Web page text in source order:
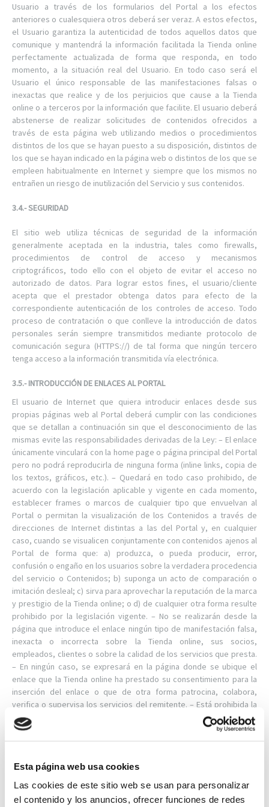
Esta página web usa cookies
Las cookies de este sitio web se usan para personalizar
el contenido y los anuncios, ofrecer funciones de redes
Usuario a través de los formularios del Portal a los efectos
anteriores o cualesquiera otros deberá ser veraz. A estos efectos,
el Usuario garantiza la autenticidad de todos aquellos datos que
comunique y mantendrá la información facilitada la Tienda online
perfectamente actualizada de forma que responda, en todo
momento, a la situación real del Usuario. En todo caso será el
Usuario el único responsable de las manifestaciones falsas o
inexactas que realice y de los perjuicios que cause a la Tienda
online o a terceros por la información que facilite. El usuario deberá
abstenerse de realizar solicitudes de contenidos ofrecidos a
través de esta página web utilizando medios o procedimientos
distintos de los que se hayan puesto a su disposición, distintos de
los que se hayan indicado en la página web o distintos de los que se
empleen habitualmente en Internet y siempre que los mismos no
entrañen un riesgo de inutilización del Servicio y sus contenidos.
3.4.- SEGURIDAD
El sitio web utiliza técnicas de seguridad de la información
generalmente aceptada en la industria, tales como firewalls,
procedimientos de control de acceso y mecanismos
criptográficos, todo ello con el objeto de evitar el acceso no
autorizado de datos. Para lograr estos fines, el usuario/cliente
acepta que el prestador obtenga datos para efecto de la
correspondiente autenticación de los controles de acceso. Todo
proceso de contratación o que conlleve la introducción de datos
personales serán siempre transmitidos mediante protocolo de
comunicación segura (HTTPS://) de tal forma que ningún tercero
tenga acceso a la información transmitida vía electrónica.
3.5.- INTRODUCCIÓN DE ENLACES AL PORTAL
El usuario de Internet que quiera introducir enlaces desde sus
propias páginas web al Portal deberá cumplir con las condiciones
que se detallan a continuación sin que el desconocimiento de las
mismas evite las responsabilidades derivadas de la Ley: – El enlace
únicamente vinculará con la home page o página principal del Portal
pero no podrá reproducirla de ninguna forma (inline links, copia de
los textos, gráficos, etc.). – Quedará en todo caso prohibido, de
acuerdo con la legislación aplicable y vigente en cada momento,
establecer frames o marcos de cualquier tipo que envuelvan al
Portal o permitan la visualización de los Contenidos a través de
direcciones de Internet distintas a las del Portal y, en cualquier
caso, cuando se visualicen conjuntamente con contenidos ajenos al
Portal de forma que: a) produzca, o pueda producir, error,
confusión o engaño en los usuarios sobre la verdadera procedencia
del servicio o Contenidos; b) suponga un acto de comparación o
imitación desleal; c) sirva para aprovechar la reputación de la marca
y prestigio de la Tienda online; o d) de cualquier otra forma resulte
prohibido por la legislación vigente. – No se realizarán desde la
página que introduce el enlace ningún tipo de manifestación falsa,
inexacta o incorrecta sobre la Tienda online, sus socios,
empleados, clientes o sobre la calidad de los servicios que presta.
– En ningún caso, se expresará en la página donde se ubique el
enlace que la Tienda online ha prestado su consentimiento para la
inserción del enlace o que de otra forma patrocina, colabora,
verifica o supervisa los servicios del remitente. – Está prohibida la
utilización de cualquier marca denominativa, gráfica o mixta o
cualquier otro signo distintivo de la Tienda online dentro de la
página del remitente salvo en los casos permitidos por la ley o
permita, en estos casos, un enlace directo con el Portal en la forma
establecida en esta cláusula. – La página que establezca el enlace
deberá cumplir fielmente con la ley y no podrá en ningún caso